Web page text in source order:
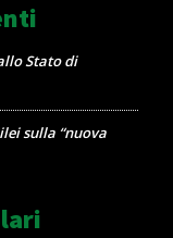
Stato di
sulla “nuova